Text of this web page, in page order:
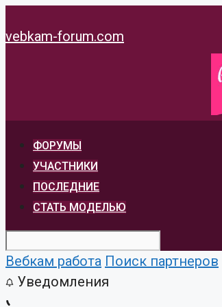
к
vebkam-forum.com
ФОРУМЫ
УЧАСТНИКИ
ПОСЛЕДНИЕ
СТАТЬ МОДЕЛЬЮ
Вебкам работа Поиск партнеров
Уведомления